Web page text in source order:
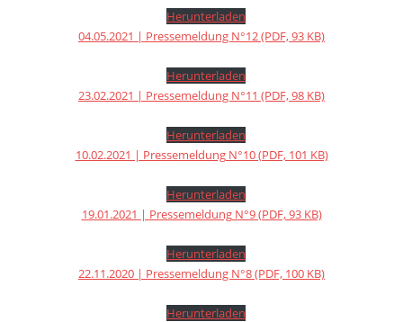
Herunterladen
04.05.2021 | Pressemeldung N°12 (PDF, 93 KB)
Herunterladen
23.02.2021 | Pressemeldung N°11 (PDF, 98 KB)
Herunterladen
10.02.2021 | Pressemeldung N°10 (PDF, 101 KB)
Herunterladen
19.01.2021 | Pressemeldung N°9 (PDF, 93 KB)
Herunterladen
22.11.2020 | Pressemeldung N°8 (PDF, 100 KB)
Herunterladen